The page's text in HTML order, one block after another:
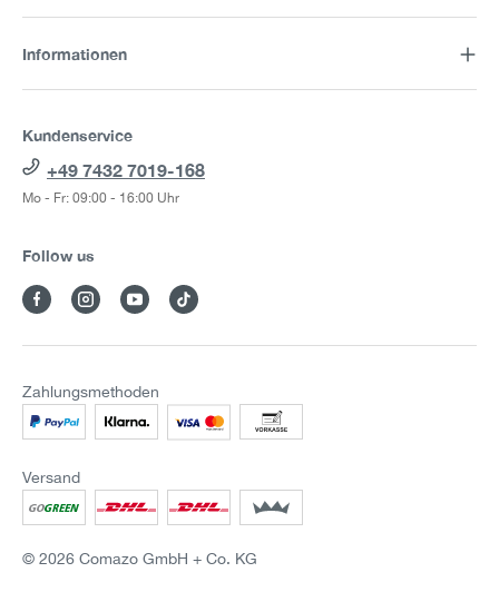
Informationen
Kundenservice
+49 7432 7019-168
Mo - Fr: 09:00 - 16:00 Uhr
Follow us
Zahlungsmethoden
Versand
© 2026 Comazo GmbH + Co. KG